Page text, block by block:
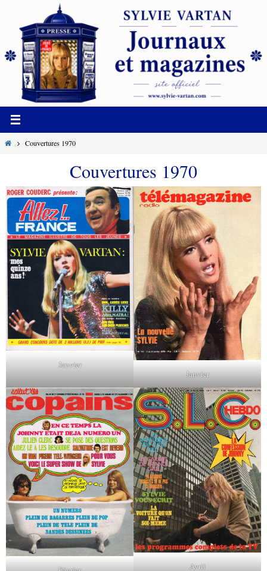
contenu
HomeCouvertures 1970
Couvertures 1970
Janvier
Janvier
Avril